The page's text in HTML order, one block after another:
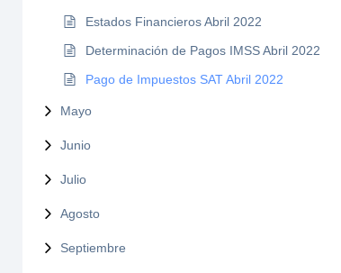
Estados Financieros Abril 2022
Determinación de Pagos IMSS Abril 2022
Pago de Impuestos SAT Abril 2022
Mayo
Junio
Julio
Agosto
Septiembre